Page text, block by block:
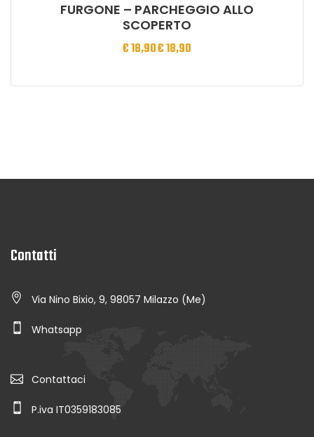
FURGONE – PARCHEGGIO ALLO
SCOPERTO
€18,90€18,90
Contatti
Via Nino Bixio, 9, 98057 Milazzo (Me)
Whatsapp
Contattaci
P.iva IT0359183085